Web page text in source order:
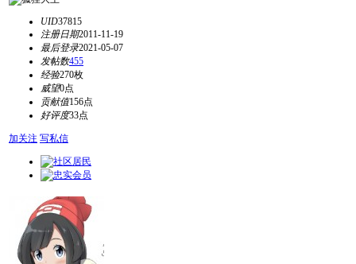
UID37815
注册日期2011-11-19
最后登录2021-05-07
发帖数455
经验270枚
威望0点
贡献值156点
好评度33点
加关注 写私信